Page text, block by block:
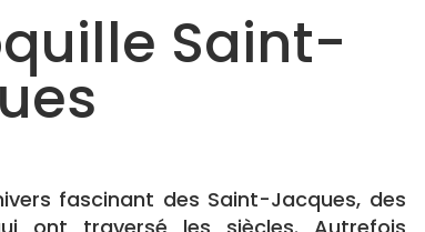
Saint-
fascinant des Saint-Jacques, des